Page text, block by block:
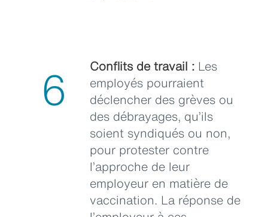
6 Conflits de travail : Les
employés pourraient
déclencher des grèves ou
des débrayages, qu’ils
soient syndiqués ou non,
pour protester contre
l’approche de leur
employeur en matière de
vaccination. La réponse de